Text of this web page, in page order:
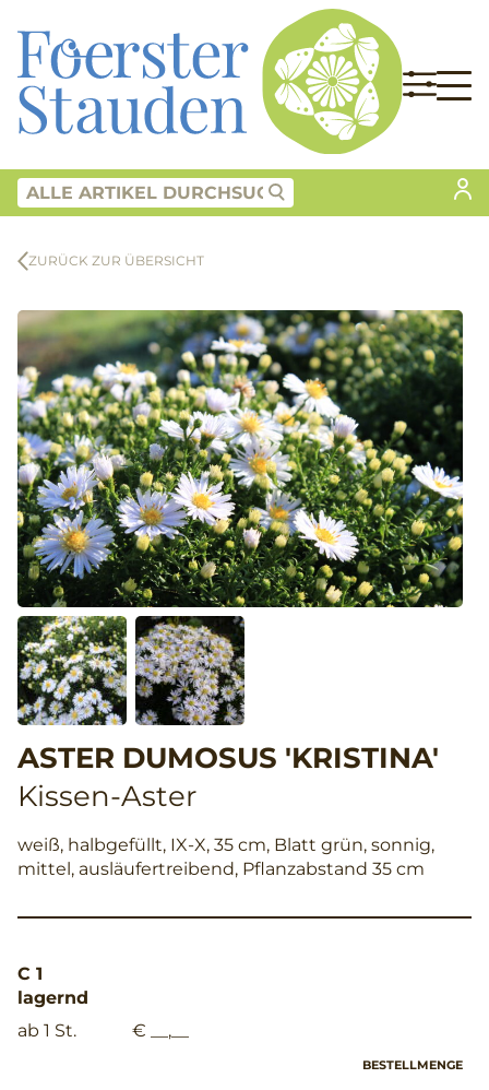
ZURÜCK ZUR ÜBERSICHT
ASTER DUMOSUS 'KRISTINA'
Kissen-Aster
weiß, halbgefüllt, IX-X, 35 cm, Blatt grün, sonnig,
mittel, ausläufertreibend, Pflanzabstand 35 cm
C 1
lagernd
ab 1 St.
€ __,__
BESTELLMENGE